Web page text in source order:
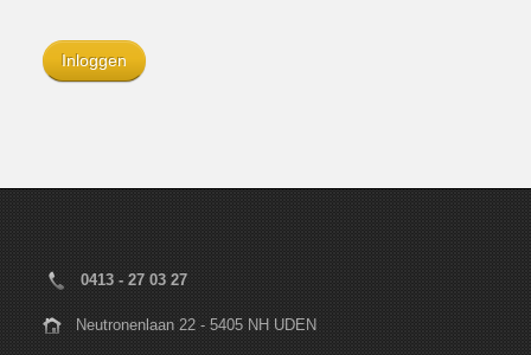
Inloggen
0413 - 27 03 27
Neutronenlaan 22 - 5405 NH UDEN